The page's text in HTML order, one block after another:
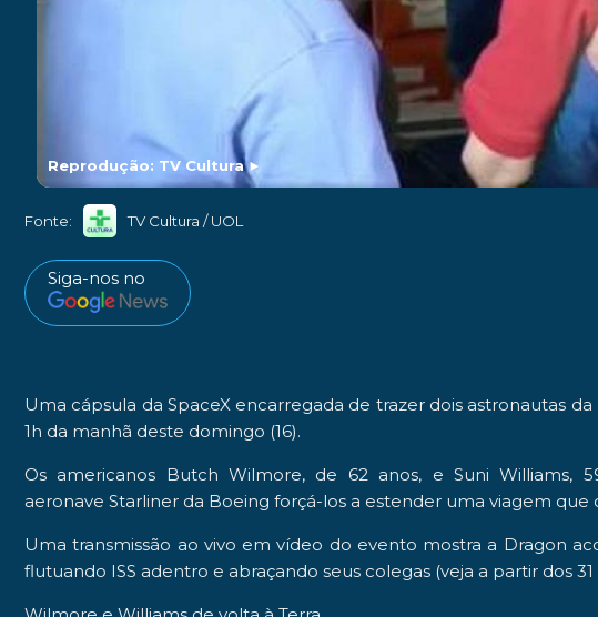
Reprodução: TV Cultura►
Fonte: TV Cultura / UOL
Siga-nos no
Uma cápsula da SpaceXencarregada de trazer dois astronautas da
1h da manhã deste domingo (16).
Os americanos Butch Wilmore, de 62 anos, e Suni
aeronave Starliner da Boeing forçá-los a estender uma viagem que
Uma transmissão ao vivo em vídeo do evento mostra a Dragon
flutuando ISS adentro e abraçando seus colegas (veja a partir dos